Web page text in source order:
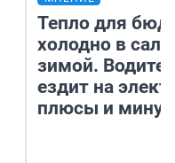
Тепло для
холодно в
зимой.
ездит на
плюсы и